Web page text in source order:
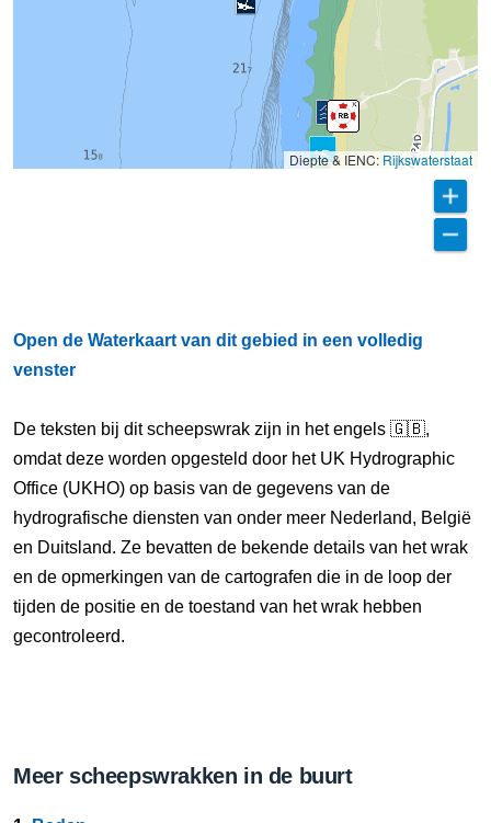
Diepte & IENC: Rijkswaterstaat
Open de Waterkaart van dit gebied in een volledig
venster
De teksten bij dit scheepswrak zijn in het engels 🇬🇧,
omdat deze worden opgesteld door het UK Hydrographic
Office (UKHO) op basis van de gegevens van de
hydrografische diensten van onder meer Nederland, België
en Duitsland. Ze bevatten de bekende details van het wrak
en de opmerkingen van de cartografen die in de loop der
tijden de positie en de toestand van het wrak hebben
gecontroleerd.
Meer scheepswrakken in de buurt